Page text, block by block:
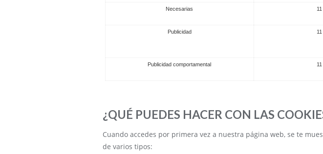
Necesarias
Publicidad
Publicidad comportamental
¿QUÉ PUEDES HACER CON LAS
Cuando accedes por primera vez a nuestra página web, se te
de varios tipos: